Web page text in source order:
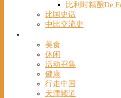
比利时精酿De
比国史话
中比交流史
美食
休闲
活动召集
健康
行走中国
天津频道